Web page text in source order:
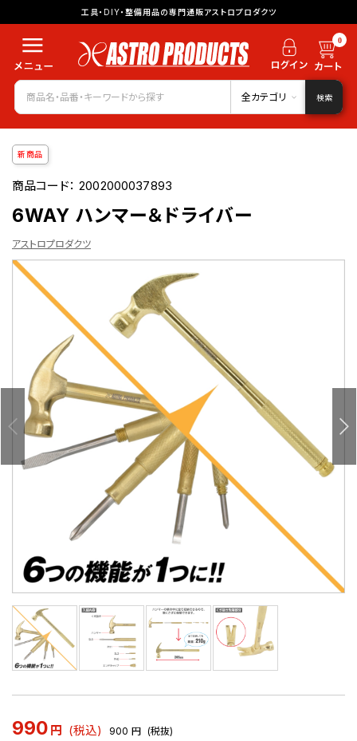
工具・DIY・整備用品の専門通販アストロプロダクツ
0
全カテゴリ 検索
新商品
商品コード：2002000037893
6WAY ハンマー＆ドライバー
アストロプロダクツ
990 円 (税込) 900 円 (税抜)